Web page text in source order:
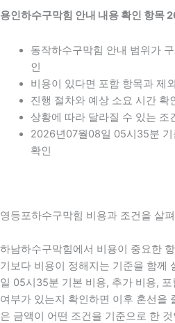
용인하수구막힘 안내 내용 확인 항
동작하수구막힘 안내 범위가
인
비용이 있다면 포함 항목과 제
진행 절차와 예상 소요 시간 확
상황에 따라 달라질 수 있는 조
2026년07월08일 05시35분
확인
영등포하수구막힘 비용과 조건을 살
하남하수구막힘에서 비용이 중요한
기보다 비용이 정해지는 기준을 함께
일 05시35분 기본 비용, 추가 비용,
여부가 있는지 확인하면 이후 혼선을
은 금액이 어떤 조건을 기준으로 한